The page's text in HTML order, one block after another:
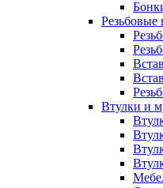
Резьбовые
Втулки и